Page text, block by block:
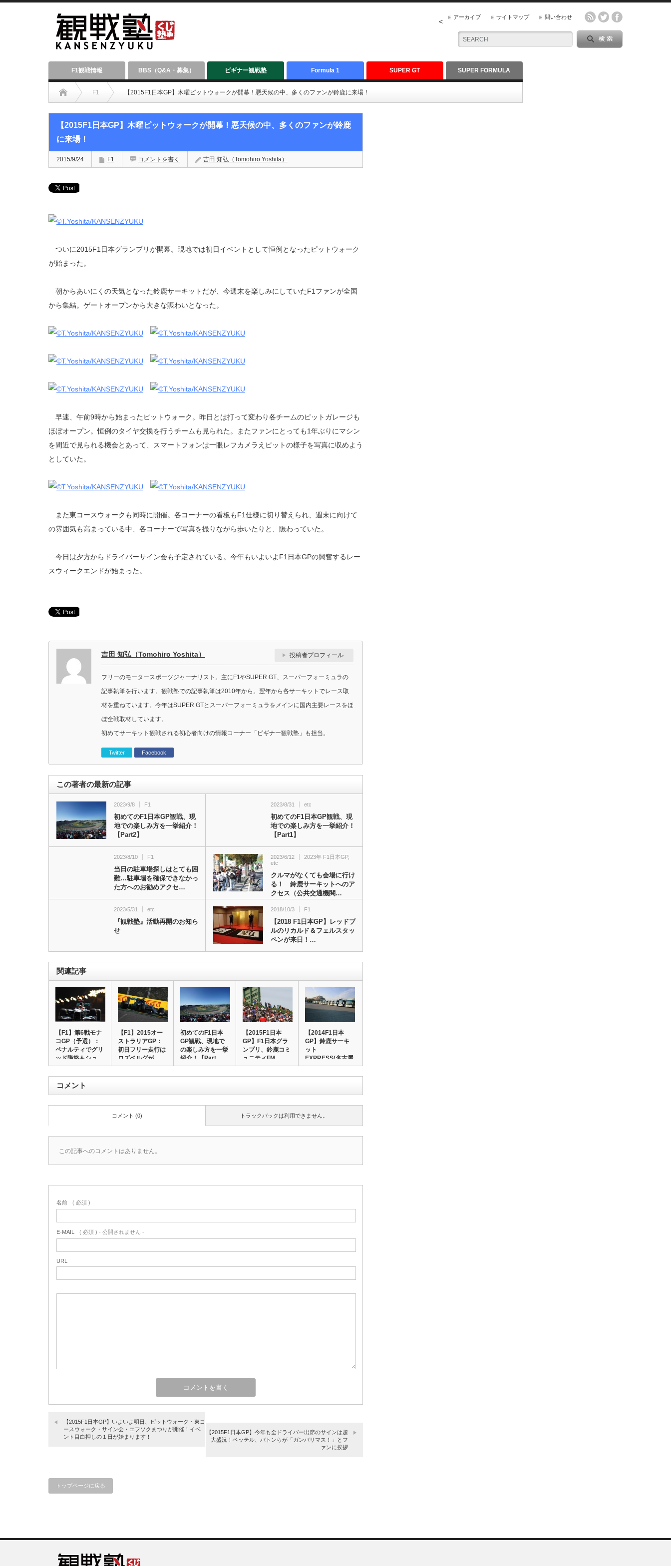
アーカイブ サイトマップ 問い合わせ
<
F1観戦情報 BBS（Q&A・募集） ビギナー観戦塾 Formula 1 SUPER GT SUPER FORMULA
F1 【2015F1日本GP】木曜ピットウォークが開幕！悪天候の中、多くのファンが鈴鹿に来場！
【2015F1日本GP】木曜ピットウォークが開幕！悪天候の中、多くのファンが鈴鹿
に来場！
2015/9/24 F1 コメントを書く 吉田 知弘（Tomohiro Yoshita）
ついに2015F1日本グランプリが開幕。現地では初日イベントとして恒例となったピットウォーク
が始まった。
朝からあいにくの天気となった鈴鹿サーキットだが、今週末を楽しみにしていたF1ファンが全国
から集結。ゲートオープンから大きな賑わいとなった。
早速、午前9時から始まったピットウォーク。昨日とは打って変わり各チームのピットガレージも
ほぼオープン。恒例のタイヤ交換を行うチームも見られた。またファンにとっても1年ぶりにマシン
を間近で見られる機会とあって、スマートフォンは一眼レフカメラえピットの様子を写真に収めよう
としていた。
また東コースウォークも同時に開催。各コーナーの看板もF1仕様に切り替えられ、週末に向けて
の雰囲気も高まっている中、各コーナーで写真を撮りながら歩いたりと、賑わっていた。
今日は夕方からドライバーサイン会も予定されている。今年もいよいよF1日本GPの興奮するレー
スウィークエンドが始まった。
吉田 知弘（Tomohiro Yoshita） 投稿者プロフィール
フリーのモータースポーツジャーナリスト。主にF1やSUPER GT、スーパーフォーミュラの
記事執筆を行います。観戦塾での記事執筆は2010年から。翌年から各サーキットでレース取
材を重ねています。今年はSUPER GTとスーパーフォーミュラをメインに国内主要レースをほ
ぼ全戦取材しています。
初めてサーキット観戦される初心者向けの情報コーナー「ビギナー観戦塾」も担当。
Twitter Facebook
この著者の最新の記事
2023/9/8 F1
初めてのF1日本GP観戦、現
地での楽しみ方を一挙紹介！
【Part2】
2023/8/31 etc
初めてのF1日本GP観戦、現
地での楽しみ方を一挙紹介！
【Part1】
2023/8/10 F1
当日の駐車場探しはとても困
難…駐車場を確保できなかっ
た方へのお勧めアクセ…
2023/6/12 2023年 F1日本GP,
etc
クルマがなくても会場に行け
る！ 鈴鹿サーキットへのア
クセス（公共交通機関…
2023/5/31 etc
『観戦塾』活動再開のお知ら
せ
2018/10/3 F1
【2018 F1日本GP】レッドブ
ルのリカルド＆フェルスタッ
ペンが来日！…
関連記事
【F1】第6戦モナ
コGP（予選）：
ペナルティでグリ
ッド降格もシュ…
【F1】2015オー
ストラリアGP：
初日フリー走行は
ロズベルグが…
初めてのF1日本
GP観戦、現地で
の楽しみ方を一挙
紹介！【Part…
【2015F1日本
GP】F1日本グラ
ンプリ、鈴鹿コミ
ュニティFM…
【2014F1日本
GP】鈴鹿サーキ
ット
EXPRESS(名古屋
駅…
コメント
トラックバックは利用できません。
コメント (0)
この記事へのコメントはありません。
名前 ( 必須 )
E-MAIL ( 必須 ) - 公開されません -
URL
【2015F1日本GP】いよいよ明日、ピットウォーク・東コ
ースウォーク・サイン会・エフソクまつりが開催！イベ
ント目白押しの１日が始まります！
【2015F1日本GP】今年も全ドライバー出席のサインは超
大盛況！ベッテル、バトンらが「ガンバリマス！」とフ
ァンに挨拶
トップページに戻る